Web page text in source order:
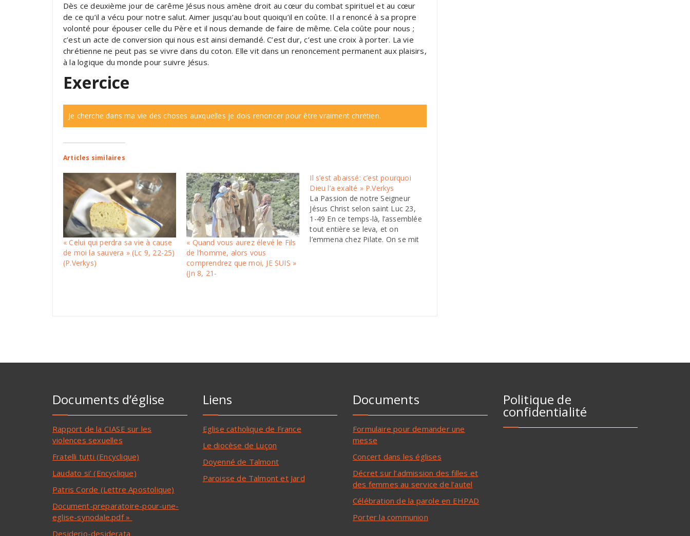
Dès ce deuxième jour de carême Jésus nous amène droit au cœur du combat spirituel et au cœur
de ce qu’il a vécu pour notre salut. Aimer jusqu’au bout quoiqu’il en coûte. Il a renoncé à sa propre
volonté pour épouser celle du Père et il nous demande de faire de même. Cela coûte pour nous ;
c’est un acte de conversion qui nous est ainsi demandé. C’est dur, c’est une croix à porter. La vie
chrétienne ne peut pas se vivre dans du coton. Elle vit dans un renoncement permanent aux plaisirs,
à la logique du monde pour suivre Jésus.
Exercice
Je cherche dans ma vie des choses auxquelles je dois renoncer pour être vraiment chrétien.
Articles similaires
« Celui qui perdra sa vie à cause
de moi la sauvera » (Lc 9, 22-25)
(P.Verkys)
« Quand vous aurez élevé le Fils
de l’homme, alors vous
comprendrez que moi, JE SUIS »
(Jn 8, 21-
Il s’est abaissé: c’est pourquoi
Dieu l’a exalté » P.Verkys
La Passion de notre Seigneur
Jésus Christ selon saint Luc 23,
1-49 En ce temps-là, l’assemblée
tout entière se leva, et on
l’emmena chez Pilate. On se mit
Documents d’église
Rapport de la CIASE sur les
violences sexuelles
Fratelli tutti (Encyclique)
Laudato si’ (Encyclique)
Patris Corde (Lettre Apostolique)
Document-preparatoire-pour-une-
eglise-synodale.pdf »
Desiderio-desiderata
Liens
Eglise catholique de France
Le diocèse de Luçon
Doyenné de Talmont
Paroisse de Talmont et Jard
Documents
Formulaire pour demander une
messe
Concert dans les églises
Décret sur l’admission des filles et
des femmes au service de l’autel
Célébration de la parole en EHPAD
Porter la communion
Politique de
confidentialité